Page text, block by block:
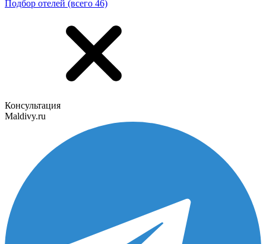
Подбор отелей (всего 46)
Консультация
Maldivy.ru